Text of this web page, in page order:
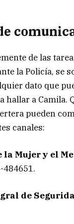
de las
la Policía, se
dato que
hallar a Camila.
pueden
canales:
la Mujer y el
484651.
de